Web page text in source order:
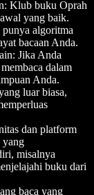
: Klub buku Oprah
yang baik.
punya algoritma
bacaan Anda.
: Jika Anda
dalam
Anda.
luar biasa,
dan platform
yang
misalnya
buku dari
baca yang